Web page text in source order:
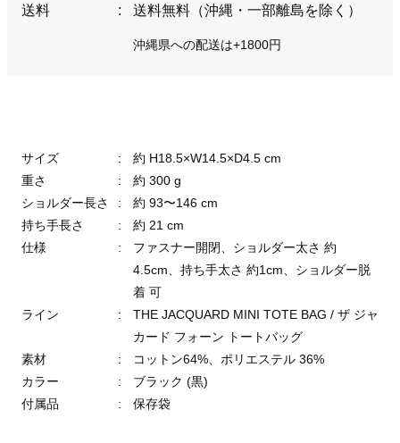
送料 : 送料無料（沖縄・一部離島を除く）
沖縄県への配送は+1800円
サイズ :
約 H18.5×W14.5×D4.5 cm
重さ
:
約 300 g
ショルダー長さ
:
約 93〜146 cm
持ち手長さ
:
約 21 cm
仕様
:
ファスナー開閉、ショルダー太さ 約
4.5cm、持ち手太さ 約1cm、ショルダー脱
着 可
ライン
:
THE JACQUARD MINI TOTE BAG / ザ ジャ
カード フォーン トートバッグ
素材
:
コットン64%、ポリエステル 36%
カラー
:
ブラック (黒)
付属品
: 保存袋